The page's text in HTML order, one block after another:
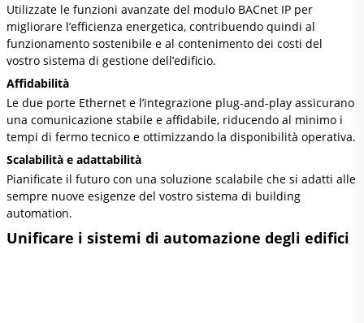
Utilizzate le funzioni avanzate del modulo BACnet IP per
migliorare l’efficienza energetica, contribuendo quindi al
funzionamento sostenibile e al contenimento dei costi del
vostro sistema di gestione dell’edificio.
Affidabilità
Le due porte Ethernet e l’integrazione plug-and-play assicurano
una comunicazione stabile e affidabile, riducendo al minimo i
tempi di fermo tecnico e ottimizzando la disponibilità operativa.
Scalabilità e adattabilità
Pianificate il futuro con una soluzione scalabile che si adatti alle
sempre nuove esigenze del vostro sistema di building
automation.
Unificare i sistemi di automazione degli edifici